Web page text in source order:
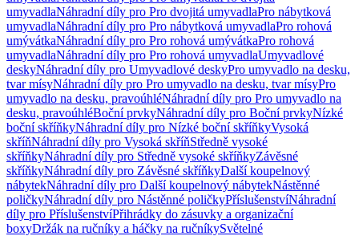
umyvadlaNáhradní díly pro Pro dvojitá umyvadlaPro nábytková
umyvadlaNáhradní díly pro Pro nábytková umyvadlaPro rohová
umývátkaNáhradní díly pro Pro rohová umývátkaPro rohová
umyvadlaNáhradní díly pro Pro rohová umyvadlaUmyvadlové
deskyNáhradní díly pro Umyvadlové deskyPro umyvadlo na desku,
tvar mísyNáhradní díly pro Pro umyvadlo na desku, tvar mísyPro
umyvadlo na desku, pravoúhléNáhradní díly pro Pro umyvadlo na
desku, pravoúhléBoční prvkyNáhradní díly pro Boční prvkyNízké
boční skříňkyNáhradní díly pro Nízké boční skříňkyVysoká
skříňNáhradní díly pro Vysoká skříňStředně vysoké
skříňkyNáhradní díly pro Středně vysoké skříňkyZávěsné
skříňkyNáhradní díly pro Závěsné skříňkyDalší koupelnový
nábytekNáhradní díly pro Další koupelnový nábytekNástěnné
poličkyNáhradní díly pro Nástěnné poličkyPříslušenstvíNáhradní
díly pro PříslušenstvíPřihrádky do zásuvky a organizační
boxyDržák na ručníky a háčky na ručníkySvětelné